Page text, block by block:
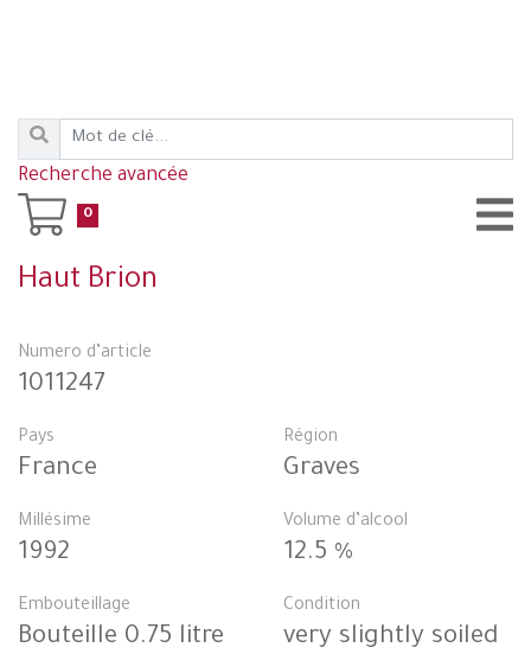
Recherche avancée
0
Haut Brion
Numero d’article
1011247
Pays
France
Région
Graves
Millésime
1992
Volume d’alcool
12.5 %
Embouteillage
Bouteille 0.75 litre
Condition
very slightly soiled